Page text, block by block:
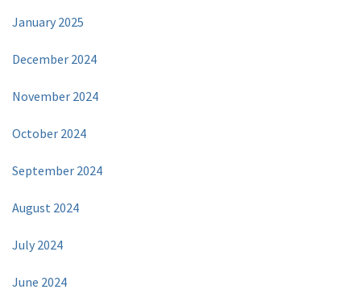
January 2025
December 2024
November 2024
October 2024
September 2024
August 2024
July 2024
June 2024